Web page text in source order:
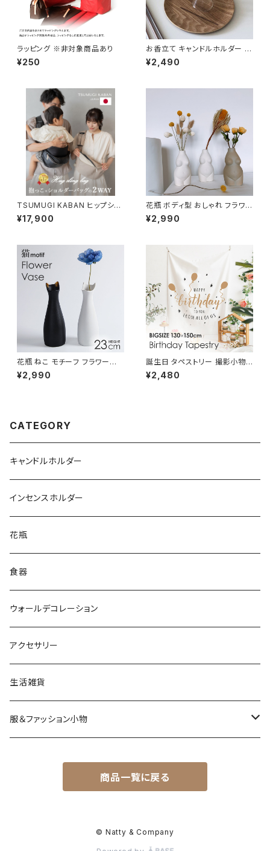
ラッピング ※非対象商品あり
¥250
お香立て キャンドルホルダー ガ
ラス 北欧 おしゃれ かわいい C
DST006
¥2,490
TSUMUGI KABAN ヒップシー
ト ショルダーバッグ 日本製 ヴィ
ーガンレザー セカンド抱っこ紐
ルダー 2WAY 大容量 軽量 ブラ
ック 黒 ベージュ PUレザー お
むつ収納 1歳 2歳 3歳 ママ パパ
女性 男性 バッグ 出産祝い
¥17,900
花瓶 ボディ型 おしゃれ フラワー
ベース 1輪挿し 一輪挿し NTFV
001
¥2,990
花瓶 ねこ モチーフ フラワーベ
ース 陶器 白 黒 おしゃれ 置物
NTFV021
¥2,990
誕生日 タペストリー 撮影小物
ハッピーバースデー 壁飾り TP
ST005-A
¥2,480
CATEGORY
キャンドルホルダー
インセンスホルダー
花瓶
食器
ウォールデコレーション
アクセサリー
生活雑貨
服＆ファッション小物
商品一覧に戻る
© Natty & Company